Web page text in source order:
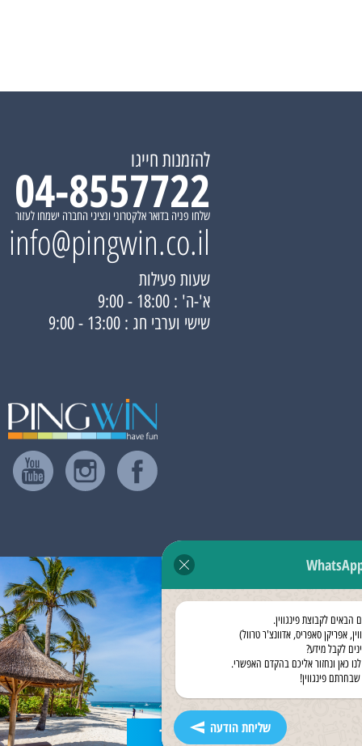
הבאים לקבוצת פינגווין.
אפריקן סאפריס, אדוונצ'ר טרוול)
לקבל מידע?
כאן ונחזור אליכם בהקדם האפשרי.
פינגווין!
שליחת הודעה
להזמנות חייגו
04-8557722
שלחו פניה בדואר אלקטרוני ונציגי החברה ישמחו לעזור
info@pingwin.co.il
שעות פעילות
א'-ה' : 18:00 - 9:00
שישי וערבי חג : 13:00 - 9:00
נופש בזנזיבר